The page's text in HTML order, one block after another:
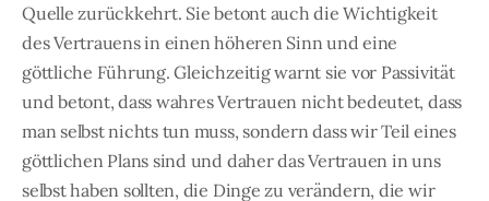
Quelle zurückkehrt. Sie betont auch die Wichtigkeit
des Vertrauens in einen höheren Sinn und eine
göttliche Führung. Gleichzeitig warnt sie vor Passivität
und betont, dass wahres Vertrauen nicht bedeutet, dass
man selbst nichts tun muss, sondern dass wir Teil eines
göttlichen Plans sind und daher das Vertrauen in uns
selbst haben sollten, die Dinge zu verändern, die wir